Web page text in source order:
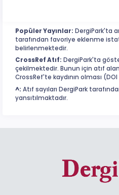
Popüler Yayınlar: DergiPark'ta
tarafından favoriye eklenme
belirlenmektedir.
CrossRef Atıf: DergiPark'ta
çekilmektedir. Bunun için atıf
CrossRef'te kaydının olması
^: Atıf sayıları DergiPark
yansıtılmaktadır.